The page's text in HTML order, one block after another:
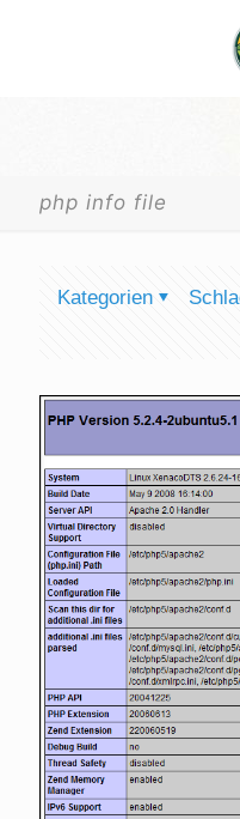
php info file
Kategorien